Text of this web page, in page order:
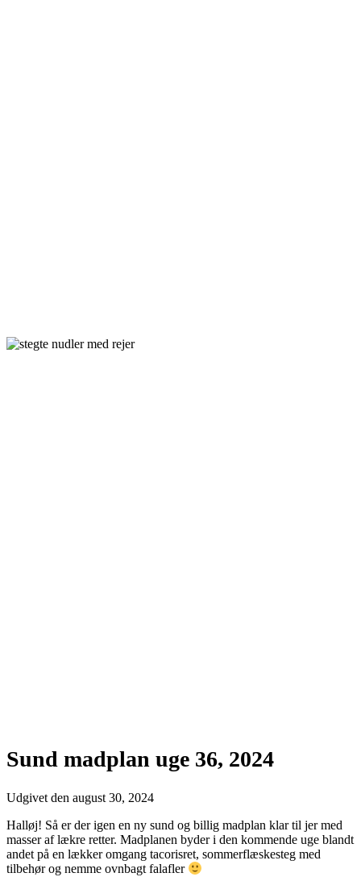
Sund madplan uge 36, 2024
Udgivet den august 30, 2024
Halløj! Så er der igen en ny sund og billig madplan klar til jer med
masser af lækre retter. Madplanen byder i den kommende uge blandt
andet på en lækker omgang tacorisret, sommerflæskesteg med
tilbehør og nemme ovnbagt falafler